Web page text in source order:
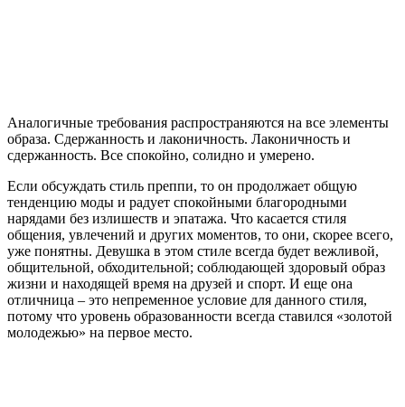
Аналогичные требования распространяются на все элементы
образа. Сдержанность и лаконичность. Лаконичность и
сдержанность. Все спокойно, солидно и умерено.
Если обсуждать стиль преппи, то он продолжает общую
тенденцию моды и радует спокойными благородными
нарядами без излишеств и эпатажа. Что касается стиля
общения, увлечений и других моментов, то они, скорее всего,
уже понятны. Девушка в этом стиле всегда будет вежливой,
общительной, обходительной; соблюдающей здоровый образ
жизни и находящей время на друзей и спорт. И еще она
отличница – это непременное условие для данного стиля,
потому что уровень образованности всегда ставился «золотой
молодежью» на первое место.